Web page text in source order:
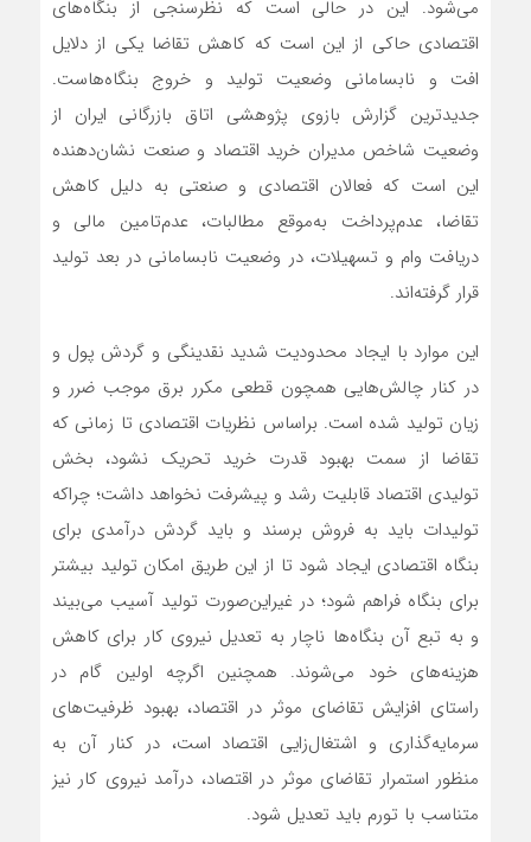
می‌شود. این در حالی است که نظرسنجی از بنگاه‌‌‌های
اقتصادی حاکی از این است که کاهش تقاضا یکی از دلایل
افت و نابسامانی وضعیت تولید و خروج بنگاه‌‌‌هاست.
جدیدترین گزارش بازوی پژوهشی اتاق بازرگانی ایران از
وضعیت شاخص مدیران خرید اقتصاد و صنعت نشان‌‌‌دهنده
این است که فعالان اقتصادی و صنعتی به دلیل کاهش
تقاضا، عدم‌‌‌پرداخت به‌‌‌موقع مطالبات، عدم‌‌‌تامین مالی و
دریافت وام و تسهیلات، در وضعیت نابسامانی در بعد تولید
قرار گرفته‌‌‌‌‌‌‌‌‌اند.
این موارد با ایجاد محدودیت شدید نقدینگی و گردش پول و
در کنار چالش‌‌‌هایی همچون قطعی مکرر برق موجب ضرر و
زیان تولید شده است. براساس نظریات اقتصادی تا زمانی که
تقاضا از سمت بهبود قدرت خرید تحریک نشود، بخش
تولیدی اقتصاد قابلیت رشد و پیشرفت نخواهد داشت؛ چراکه
تولیدات باید به فروش برسند و باید گردش درآمدی برای
بنگاه اقتصادی ایجاد شود تا از این طریق امکان تولید بیشتر
برای بنگاه فراهم شود؛ در غیر‌این‌صورت تولید آسیب‌‌‌ می‌بیند
و به ‌‌‌تبع آن بنگاه‌‌‌ها ناچار به تعدیل نیروی کار برای کاهش
هزینه‌‌‌های خود می‌‌‌شوند. همچنین اگرچه اولین گام در
راستای افزایش تقاضای موثر در اقتصاد، بهبود ظرفیت‌‌‌های
سرمایه‌گذاری و اشتغال‌زایی اقتصاد است، در کنار آن به
منظور استمرار تقاضای موثر در اقتصاد، درآمد نیروی کار نیز
متناسب با تورم باید تعدیل شود.